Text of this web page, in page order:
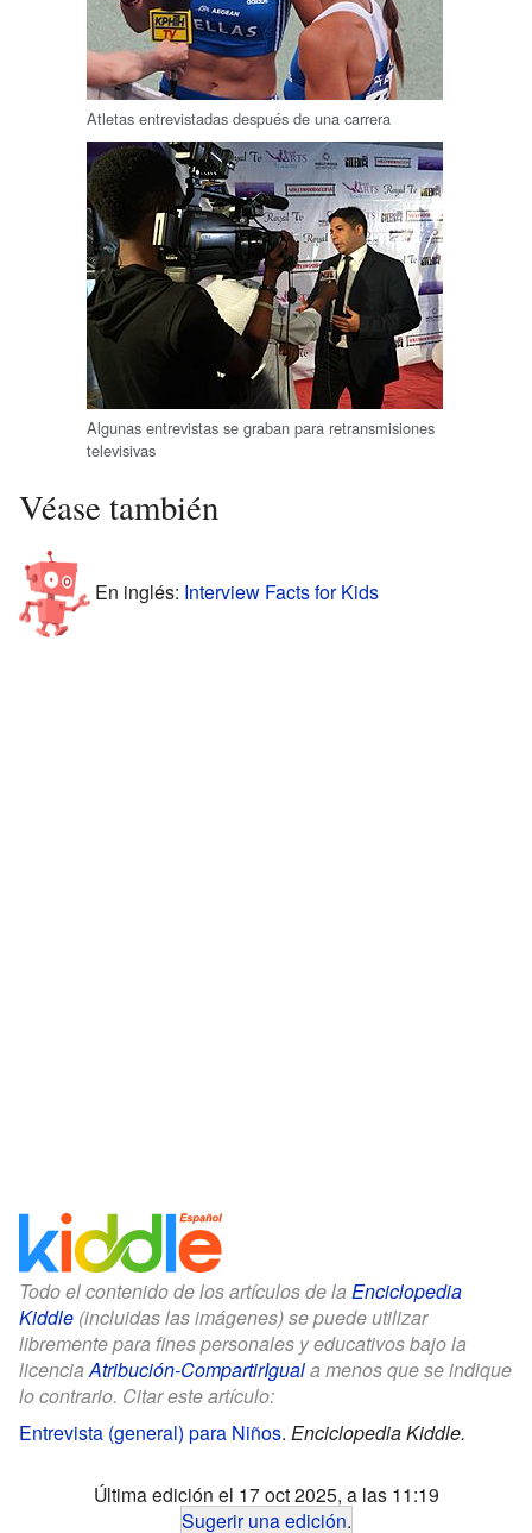
Atletas entrevistadas después de una carrera
Algunas entrevistas se graban para retransmisiones
televisivas
Véase también
En inglés: Interview Facts for Kids
Todo el contenido de los artículos de la Enciclopedia
Kiddle (incluidas las imágenes) se puede utilizar
libremente para fines personales y educativos bajo la
licencia Atribución-CompartirIguala menos que se indique
lo contrario. Citar este artículo:
Entrevista (general) para Niños. Enciclopedia Kiddle.
Última edición el 17 oct 2025, a las 11:19
Sugerir una edición.